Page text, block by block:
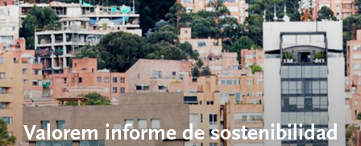
Valorem informe de sostenibilidad